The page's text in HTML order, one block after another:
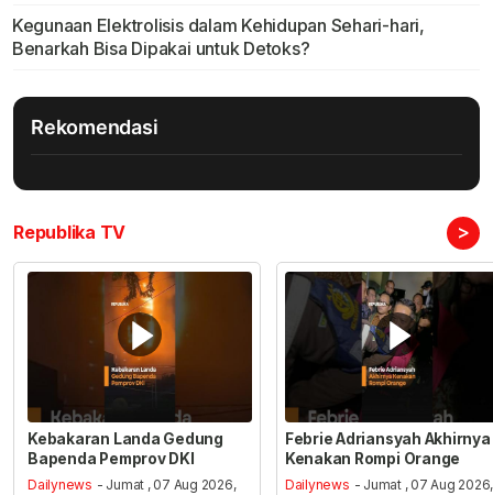
Kegunaan Elektrolisis dalam Kehidupan Sehari-hari,
Benarkah Bisa Dipakai untuk Detoks?
Rekomendasi
Republika TV >
Kebakaran Landa Gedung
Bapenda Pemprov DKI
Dailynews - Jumat , 07 Aug 2026,
Febrie Adriansyah Akhirnya
Kenakan Rompi Orange
Dailynews - Jumat , 07 Aug 2026,